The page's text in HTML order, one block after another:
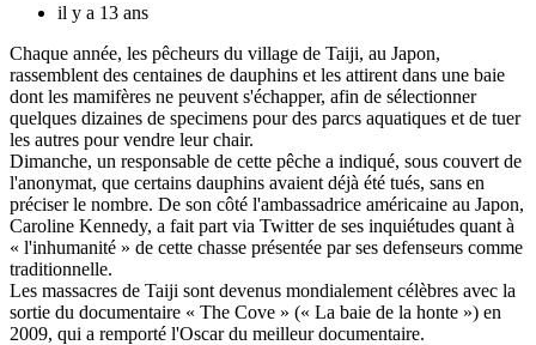
il y a 13 ans
Chaque année, les pêcheurs du village de Taiji, au Japon,
rassemblent des centaines de dauphins et les attirent dans une baie
dont les mamifères ne peuvent s'échapper, afin de sélectionner
quelques dizaines de specimens pour des parcs aquatiques et de tuer
les autres pour vendre leur chair.
Dimanche, un responsable de cette pêche a indiqué, sous couvert de
l'anonymat, que certains dauphins avaient déjà été tués, sans en
préciser le nombre. De son côté l'ambassadrice américaine au Japon,
Caroline Kennedy, a fait part via Twitter de ses inquiétudes quant à
« l'inhumanité » de cette chasse présentée par ses defenseurs comme
traditionnelle.
Les massacres de Taiji sont devenus mondialement célèbres avec la
sortie du documentaire « The Cove » (« La baie de la honte ») en
2009, qui a remporté l'Oscar du meilleur documentaire.